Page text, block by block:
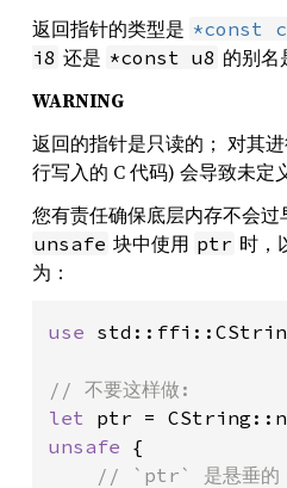
返回指针的类型是 *const
i8 还是 *const u8 的别名
WARNING
返回的指针是只读的； 对其
行写入的 C 代码) 会导致未定
您有责任确保底层内存不会
unsafe 块中使用 ptr 时，
为：
use
let ptr =
unsafe {
// `ptr` 是悬垂的